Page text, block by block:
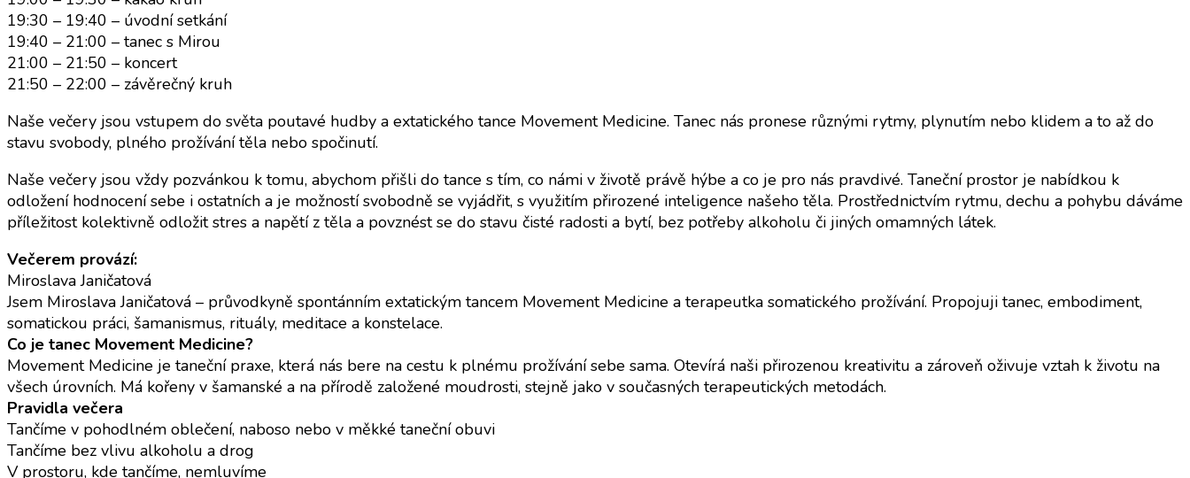
19:30 – 19:40 – úvodní setkání
19:40 – 21:00 – tanec s Mirou
21:00 – 21:50 – koncert
21:50 – 22:00 – závěrečný kruh
Naše večery jsou vstupem do světa poutavé hudby a extatického tance Movement Medicine. Tanec nás pronese různými rytmy, plynutím nebo klidem a to až do
stavu svobody, plného prožívání těla nebo spočinutí.
Naše večery jsou vždy pozvánkou k tomu, abychom přišli do tance s tím, co námi v životě právě hýbe a co je pro nás pravdivé. Taneční prostor je nabídkou k
odložení hodnocení sebe i ostatních a je možností svobodně se vyjádřit, s využitím přirozené inteligence našeho těla. Prostřednictvím rytmu, dechu a pohybu dáváme
příležitost kolektivně odložit stres a napětí z těla a povznést se do stavu čisté radosti a bytí, bez potřeby alkoholu či jiných omamných látek.
Večerem provází:
Miroslava Janičatová
Jsem Miroslava Janičatová – průvodkyně spontánním extatickým tancem Movement Medicine a terapeutka somatického prožívání. Propojuji tanec, embodiment,
somatickou práci, šamanismus, rituály, meditace a konstelace.
Co je tanec Movement Medicine?
Movement Medicine je taneční praxe, která nás bere na cestu k plnému prožívání sebe sama. Otevírá naši přirozenou kreativitu a zároveň oživuje vztah k životu na
všech úrovních. Má kořeny v šamanské a na přírodě založené moudrosti, stejně jako v současných terapeutických metodách.
Pravidla večera
Tančíme v pohodlném oblečení, naboso nebo v měkké taneční obuvi
Tančíme bez vlivu alkoholu a drog
V prostoru, kde tančíme, nemluvíme